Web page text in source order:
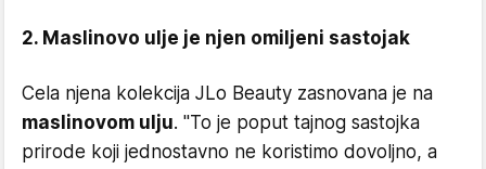
2. Maslinovo ulje je njen omiljeni sastojak
Cela njena kolekcija JLo Beauty zasnovana je na
maslinovom ulju. ''To je poput tajnog sastojka
prirode koji jednostavno ne koristimo dovoljno, a